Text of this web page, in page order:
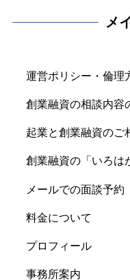
メ
運営ポリシー・倫理
創業融資の相談内容
起業と創業融資のご
創業融資の「いろは
メールでの面談予約
料金について
プロフィール
事務所案内